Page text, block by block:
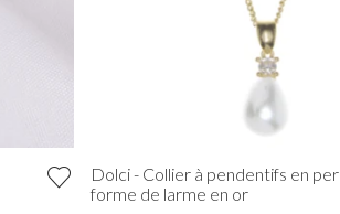
Dolci - Collier à pendentifs en
forme de larme en or